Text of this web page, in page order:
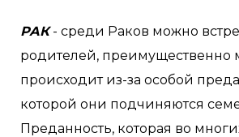
РАК- среди Раков можно
родителей, преимущественно
происходит из-за особой
которой они подчиняются
Преданность, которая во